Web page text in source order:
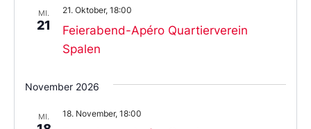
MI.
21
Feierabend-Apéro Quartierverein
Spalen
21. Oktober, 18:00
November 2026
MI. 18. November, 18:00